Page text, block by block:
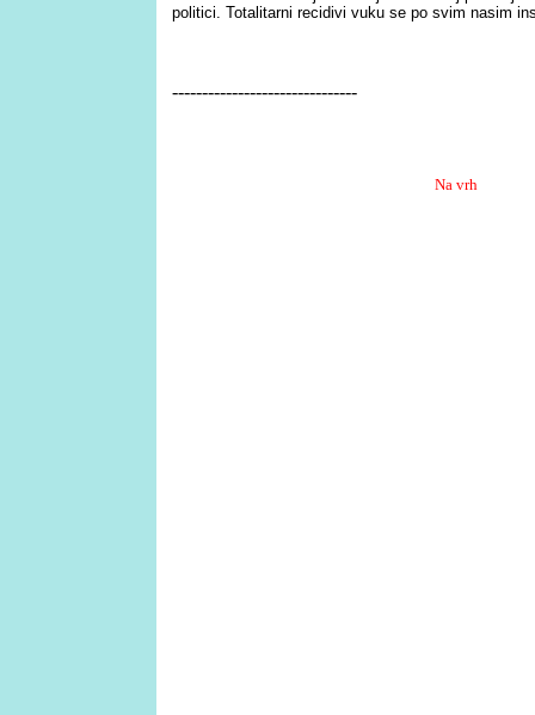
politici. Totalitarni recidivi vuku se po svim nasim
-------------------------------
Na vrh